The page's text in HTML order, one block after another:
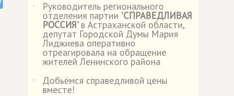
˙ Руководитель регионального
отделения партии "СПРАВЕДЛИВАЯ
РОССИЯ" в Астраханской области,
депутат Городской Думы Мария
Лиджиева оперативно
отреагировала на обращение
жителей Ленинского района
˙
Добьёмся справедливой цены
вместе!